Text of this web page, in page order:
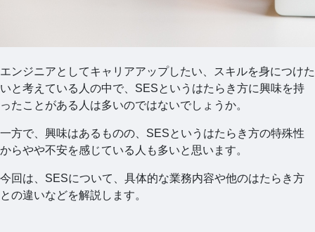
エンジニアとしてキャリアアップしたい、スキルを身につけた
いと考えている人の中で、SESというはたらき方に興味を持
ったことがある人は多いのではないでしょうか。
一方で、興味はあるものの、SESというはたらき方の特殊性
からやや不安を感じている人も多いと思います。
今回は、SESについて、具体的な業務内容や他のはたらき方
との違いなどを解説します。